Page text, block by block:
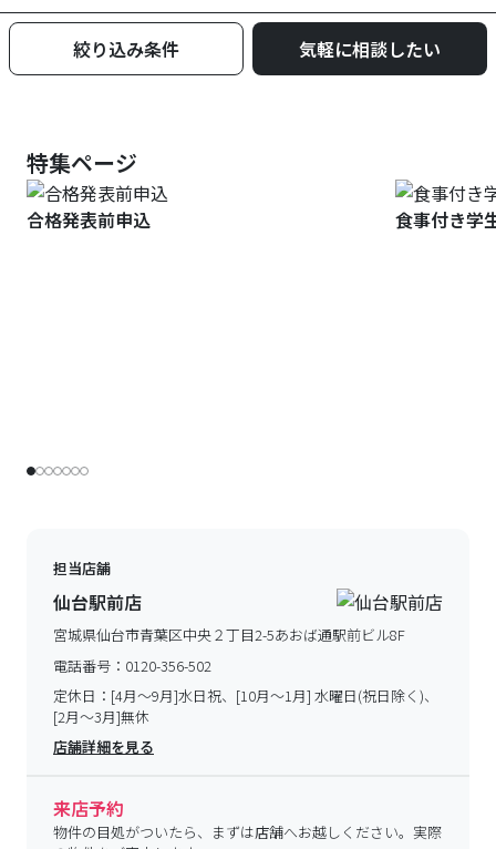
絞り込み条件 気軽に相談したい
特集ページ
合格発表前申込 食事付き学
担当店舗
仙台駅前店
宮城県仙台市青葉区中央２丁目2-5あおば通駅前ビル8F
電話番号： 0120-356-502
定休日： [4月～9月]水日祝、[10月～1月] 水曜日(祝日除く)、
[2月～3月]無休
店舗詳細を見る
来店予約
物件の目処がついたら、まずは店舗へお越しください。実際